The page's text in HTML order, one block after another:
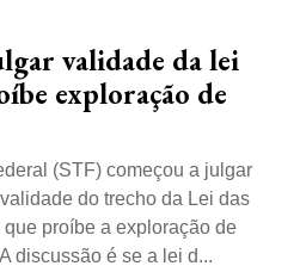
validade da lei
exploração de
(STF) começou a julgar
do trecho da Lei das
proíbe a exploração de
discussão é se a lei d...